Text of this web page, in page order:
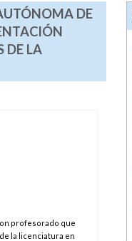
DE
DE LA
profesorado que
la licenciatura en